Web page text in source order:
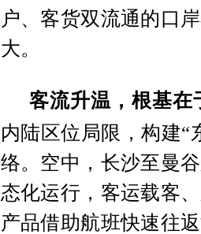
户、客货双流通的口
大。
客流升温，根基在
内陆区位局限，构建“
络。空中，长沙至曼
态化运行，客运载客
产品借助航班快速往